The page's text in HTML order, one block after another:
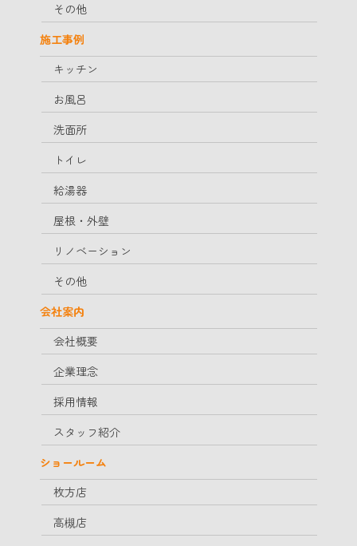
その他
施工事例
キッチン
お風呂
洗面所
トイレ
給湯器
屋根・外壁
リノベーション
その他
会社案内
会社概要
企業理念
採用情報
スタッフ紹介
ショールーム
枚方店
高槻店